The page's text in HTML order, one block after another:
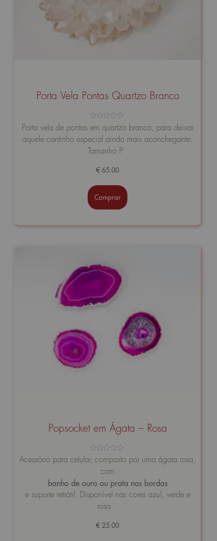
Porta Vela Pontas Quartzo Branco
0
de
5
Porta vela de pontas em quartzo branco, para deixar
aquele cantinho especial ainda mais aconchegante.
Tamanho P
€ 65.00
Comprar
Popsocket em Ágata – Rosa
Avaliação
0
Acessório para celular, composto por uma ágata rosa,
com
banho de ouro ou prata nas bordas
e suporte retrátil. Disponível nas cores azul, verde e
rosa.
€ 25.00